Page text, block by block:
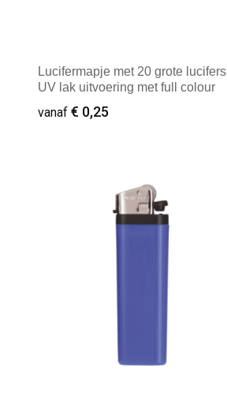
Lucifermapje met 20 grote lucifers
UV lak uitvoering met full colour
vanaf€ 0,25
Minimale afname: 2.500